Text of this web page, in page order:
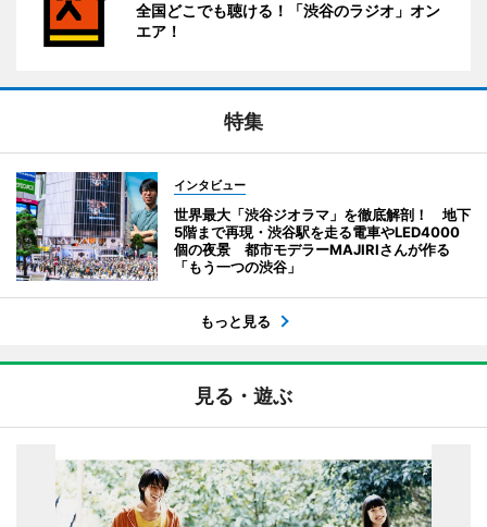
全国どこでも聴ける！「渋谷のラジオ」オン
エア！
特集
インタビュー
世界最大「渋谷ジオラマ」を徹底解剖！ 地下
5階まで再現・渋谷駅を走る電車やLED4000
個の夜景 都市モデラーMAJIRIさんが作る
「もう一つの渋谷」
もっと見る
見る・遊ぶ